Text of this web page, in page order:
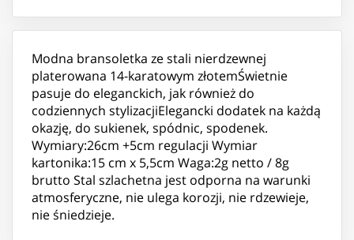
Modna bransoletka ze stali nierdzewnej
platerowana 14-karatowym złotemŚwietnie
pasuje do eleganckich, jak również do
codziennych stylizacjiElegancki dodatek na każdą
okazję, do sukienek, spódnic, spodenek.
Wymiary:26cm +5cm regulacji Wymiar
kartonika:15 cm x 5,5cm Waga:2g netto / 8g
brutto Stal szlachetna jest odporna na warunki
atmosferyczne, nie ulega korozji, nie rdzewieje,
nie śniedzieje.